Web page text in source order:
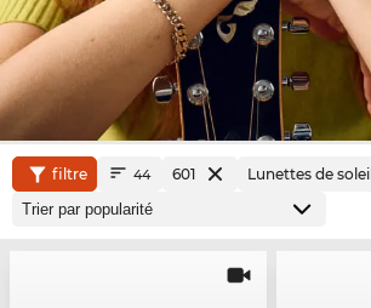
filtre 44 601 Lunettes de soleil